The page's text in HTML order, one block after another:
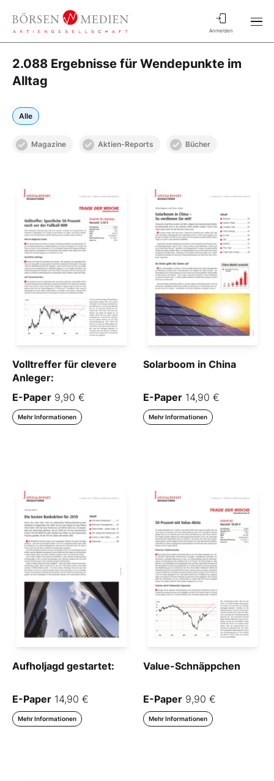
Anmelden
2.088 Ergebnisse für Wendepunkte im
Alltag
Alle
Magazine Aktien-Reports Bücher
Volltreffer für clevere
Anleger:
E-Paper 9,90 €
Mehr Informationen
Solarboom in China
E-Paper 14,90 €
Mehr Informationen
Aufholjagd gestartet:
E-Paper 14,90 €
Mehr Informationen
Value-Schnäppchen
E-Paper 9,90 €
Mehr Informationen